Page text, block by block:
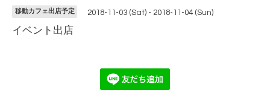
移動カフェ出店予定 2018-11-03 (Sat) - 2018-11-04 (Sun)
イベント出店